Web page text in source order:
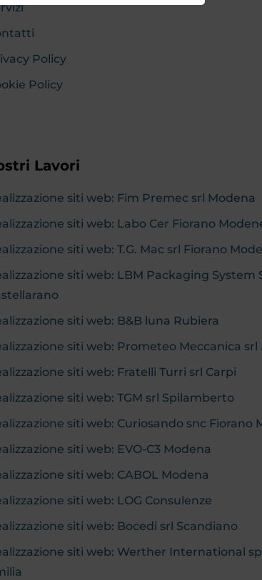
Policy
Policy
Lavori
siti web: Fim Premec srl Modena
siti web: Labo Cer Fiorano
siti web: T.G. Mac srl Fiorano
siti web: LBM Packaging System
siti web: B&B luna Rubiera
siti web: Prometeo Meccanica srl
siti web: Fratelli Turri srl Carpi
siti web: TGM srl Spilamberto
siti web: Curiosando snc Fiorano
siti web: EVO-C3 Modena
siti web: CABOL Modena
siti web: LOG Consulenze
siti web: Bocedi srl Scandiano
siti web: Werther International